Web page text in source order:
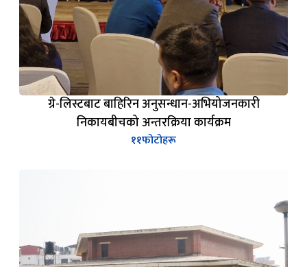
ग्रे-लिस्टबाट बाहिरिन अनुसन्धान-अभियोजनकारी
निकायबीचको अन्तरक्रिया कार्यक्रम
११फोटोहरू